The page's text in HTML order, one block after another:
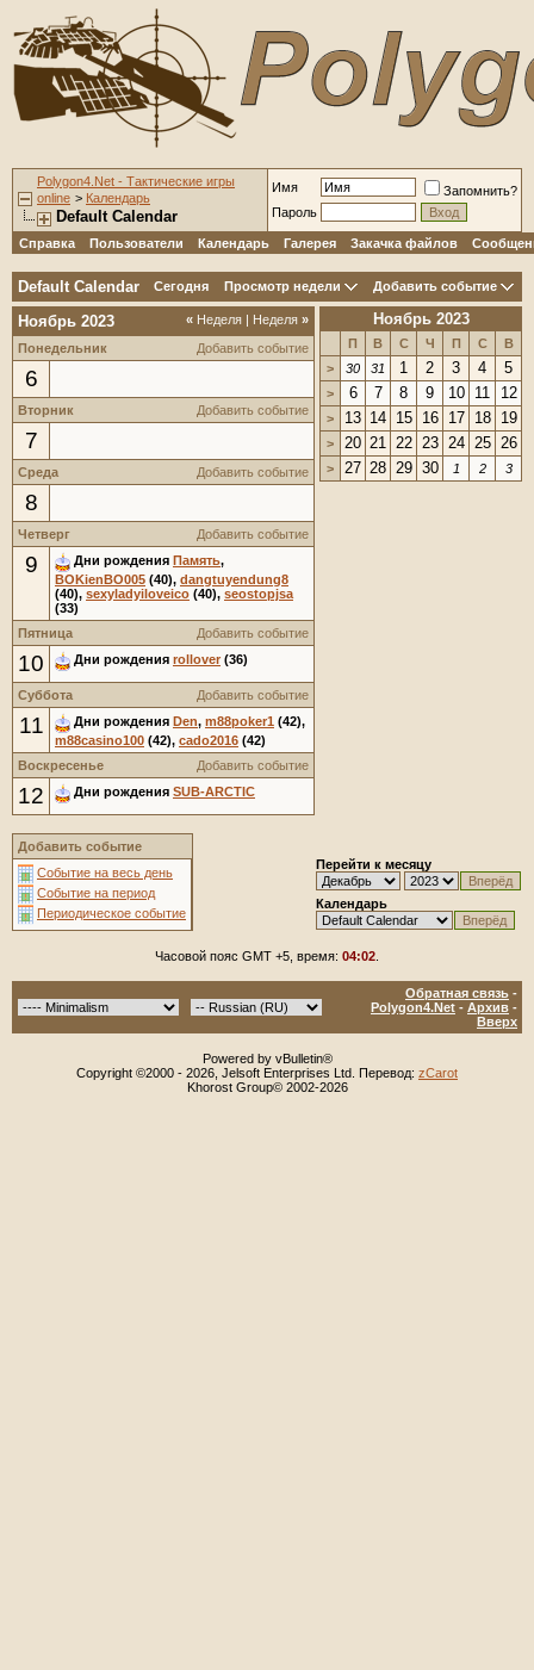
Polygon4.Net - Тактические игры
online > Календарь
Default Calendar
Имя
Запомнить?
Пароль
Справка Пользователи Календарь Галерея Закачка файлов
Default Calendar Сегодня Просмотр недели Добавить событие
« Неделя | Неделя »
Ноябрь 2023
Добавить событие
Понедельник
6
Добавить событие
Вторник
7
Добавить событие
Среда
8
Добавить событие
Четверг
9 Дни рождения Память,
BOKienBO005 (40), dangtuyendung8
(40), sexyladyiloveico (40), seostopjsa
(33)
Добавить событие
Пятница
10 Дни рождения rollover (36)
Добавить событие
Суббота
11 Дни рождения Den, m88poker1 (42),
m88casino100 (42), cado2016 (42)
Добавить событие
Воскресенье
12 Дни рождения SUB-ARCTIC
Ноябрь 2023
П В С Ч П С
В
>
30 31 1 2 3 4 5
> 6 7 8 9 10 11 12
> 13 14 15 16 17 18 19
> 20 21 22 23 24 25 26
> 27 28 29 30 1 2 3
Добавить событие
Событие на весь день
Событие на период
Периодическое событие
Перейти к месяцу
Календарь
Часовой пояс GMT +5, время: 04:02
Обратная связь -
Polygon4.Net - Архив -
Вверх
Powered by vBulletin®
Copyright ©2000 - 2026, Jelsoft Enterprises Ltd. Перевод: zCarot
Khorost Group© 2002-2026